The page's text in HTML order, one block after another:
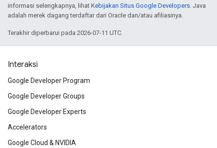
informasi selengkapnya, lihat Kebijakan Situs Google Developers. Java
adalah merek dagang terdaftar dari Oracle dan/atau afiliasinya.
Terakhir diperbarui pada 2026-07-11 UTC.
Interaksi
Google Developer Program
Google Developer Groups
Google Developer Experts
Accelerators
Google Cloud & NVIDIA